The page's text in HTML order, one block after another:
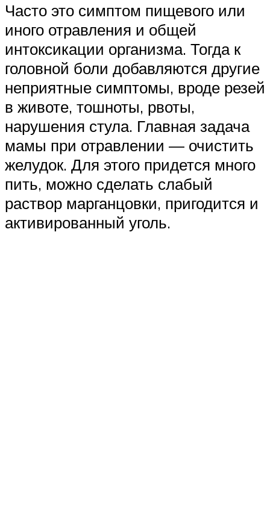
Часто это симптом пищевого или
иного отравления и общей
интоксикации организма. Тогда к
головной боли добавляются другие
неприятные симптомы, вроде резей
в животе, тошноты, рвоты,
нарушения стула. Главная задача
мамы при отравлении — очистить
желудок. Для этого придется много
пить, можно сделать слабый
раствор марганцовки, пригодится и
активированный уголь.